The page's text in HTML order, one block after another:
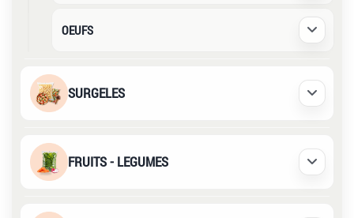
OEUFS Déplier
SURGELES Déplier
FRUITS - LEGUMES Déplier